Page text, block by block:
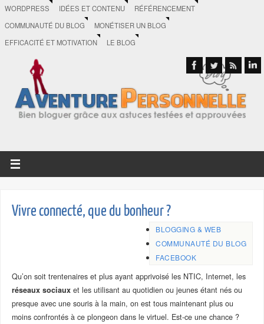
WORDPRESS IDÉES ET CONTENU
RÉFÉRENCEMENT
COMMUNAUTÉ DU BLOG
MONÉTISER UN BLOG
EFFICACITÉ ET MOTIVATION
LE BLOG
Vivre connecté, que du bonheur ?
BLOGGING & WEB
COMMUNAUTÉ DU BLOG
FACEBOOK
Qu’on soit trentenaires et plus ayant apprivoisé les NTIC, Internet, les
réseaux sociauxet les utilisant au quotidien ou jeunes étant nés ou
presque avec une souris à la main, on est tous maintenant plus ou
moins confrontés à ce plongeon dans le virtuel. Est-ce une chance ?